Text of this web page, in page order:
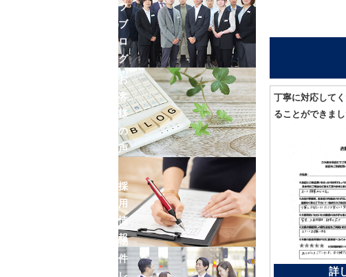
丁寧に対応して
ることができまし
詳
フ
ブ
ロ
グ
お
客
様
の
声
採
用
情
報
物
件